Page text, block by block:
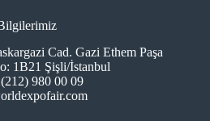
Cad. Gazi Ethem Paşa
1B21 Şişli/İstanbul
980 00 09